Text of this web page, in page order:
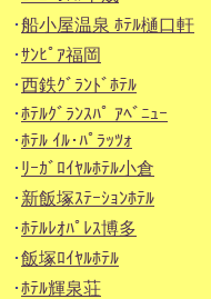
･船小屋温泉 ﾎﾃﾙ樋口軒
･ｻﾝﾋﾟｱ福岡
･西鉄ｸﾞﾗﾝﾄﾞﾎﾃﾙ
･ﾎﾃﾙｸﾞﾗﾝｽﾊﾟ ｱﾍﾞﾆｭｰ
･ﾎﾃﾙ ｲﾙ･ﾊﾟﾗｯﾂｫ
･ ﾘｰｶﾞﾛｲﾔﾙﾎﾃﾙ小倉
･ 新飯塚ｽﾃｰｼｮﾝﾎﾃﾙ
･ﾎﾃﾙﾚｵﾊﾟﾚｽ博多
･飯塚ﾛｲﾔﾙﾎﾃﾙ
･ﾎﾃﾙ輝泉荘